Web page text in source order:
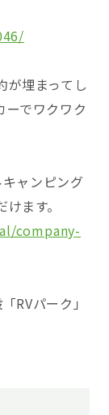
が埋まってし
ーでワクワク
ャンピング
ます。
company-
RVパーク」